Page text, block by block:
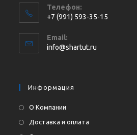
Телефон:
+7 (991) 593-35-15
в
вашем
Email:
info@shartut.ru
Информация
О Компании
Доставка и оплата